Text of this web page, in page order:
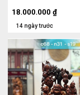
50 Sâu 22 (cm)
14 ngày trước
18.000.000 ₫